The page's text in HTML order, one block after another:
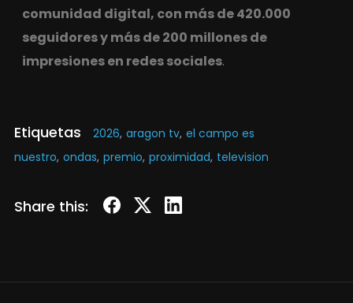
comunidad digital, con más de 420.000
seguidores y más de 200 millones de
impresiones en redes sociales.
Etiquetas 2026, aragon tv, el campo es
nuestro, ondas, premio, proximidad, television
Share this: